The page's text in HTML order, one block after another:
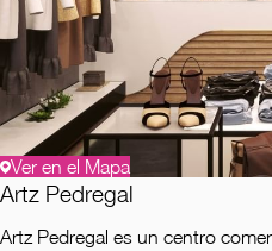
Ver en el Mapa
Artz Pedregal
Artz Pedregal es un centro